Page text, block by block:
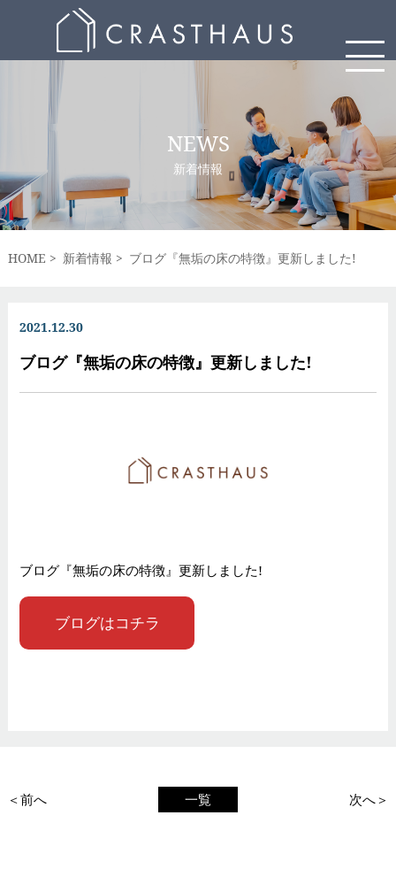
NEWS
新着情報
HOME 新着情報 ブログ『無垢の床の特徴』更新しました!
2021.12.30
ブログ『無垢の床の特徴』更新しました!
ブログ『無垢の床の特徴』更新しました!
ブログはコチラ
一覧
＜前へ 次へ＞